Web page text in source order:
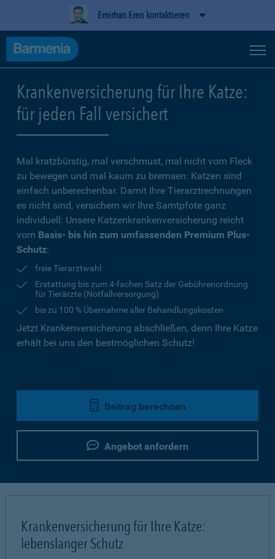
Emirhan Eren kontaktieren
Krankenversicherung für Ihre Katze:
für jeden Fall versichert
Mal kratzbürstig, mal verschmust, mal nicht vom Fleck
zu bewegen und mal kaum zu bremsen: Katzen sind
einfach unberechenbar. Damit Ihre Tierarztrechnungen
es nicht sind, versichern wir Ihre Samtpfote ganz
individuell: Unsere Katzenkrankenversicherung reicht
vom Basis- bis hin zum umfassenden Premium Plus-
Schutz:
freie Tierarztwahl
Erstattung bis zum 4-fachen Satz der Gebührenordnung
für Tierärzte (Notfallversorgung)
bis zu 100 % Übernahme aller Behandlungskosten
Jetzt Krankenversicherung abschließen, denn Ihre Katze
erhält bei uns den bestmöglichen Schutz!
Beitrag berechnen
Angebot anfordern
Krankenversicherung für Ihre Katze:
lebenslanger Schutz